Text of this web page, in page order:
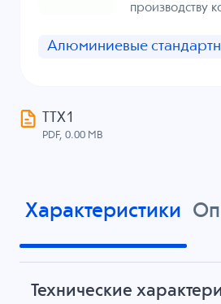
производству
Алюминиевые
ТТХ1
PDF, 0.00 MB
Характеристики
Технические